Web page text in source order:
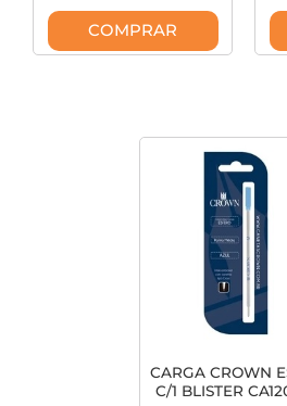
COMPRAR
CARGA CROWN
C/1 BLISTER